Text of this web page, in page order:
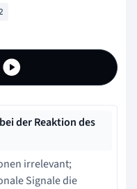
der Reaktion des
irrelevant;
Signale die